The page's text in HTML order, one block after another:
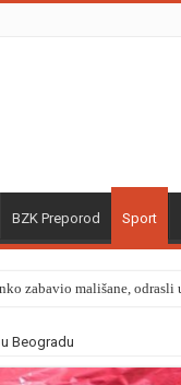
BZK Preporod Sport
zabavio mališane,
Beogradu